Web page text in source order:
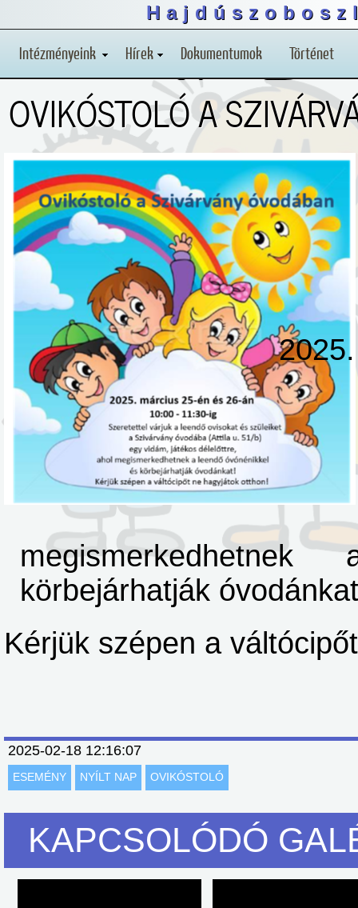
Intézményeink Hírek Dokumentumok Történet
OVIKÓSTOLÓ A
körbejárhatják
Kérjük szépen a
2025-02-18 12:16:07
ESEMÉNY NYÍLT NAP OVIKÓSTOLÓ
KAPCSOLÓDÓ